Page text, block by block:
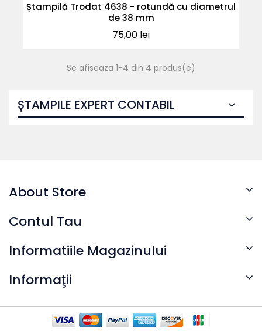
Ștampilă Trodat 4638 - rotundă cu diametrul
de 38 mm
Pret
75,00 lei
Se afiseaza 1-4 din 4 produs(e)
ȘTAMPILE EXPERT CONTABIL
About Store
Contul Tau
Informatiile Magazinului
Informaţii